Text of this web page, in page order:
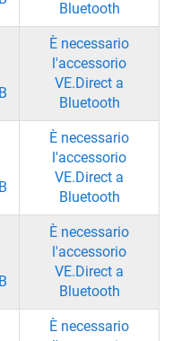
Bluetooth
È necessario
l'accessorio
VE.Direct a
Bluetooth
È necessario
l'accessorio
VE.Direct a
Bluetooth
È necessario
l'accessorio
VE.Direct a
Bluetooth
È necessario